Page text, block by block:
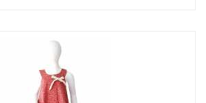
d'envies